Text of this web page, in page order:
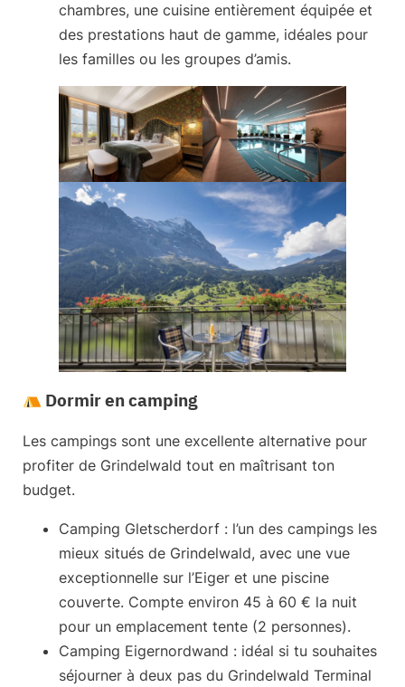
chambres, une cuisine entièrement équipée et
des prestations haut de gamme, idéales pour
les familles ou les groupes d’amis.
Dormir en camping
Les campings sont une excellente alternative pour
profiter de Grindelwald tout en maîtrisant ton
budget.
Camping Gletscherdorf : l’un des campings les
mieux situés de Grindelwald, avec une vue
exceptionnelle sur l’Eiger et une piscine
couverte. Compte environ 45 à 60 € la nuit
pour un emplacement tente (2 personnes).
Camping Eigernordwand : idéal si tu souhaites
séjourner à deux pas du Grindelwald Terminal